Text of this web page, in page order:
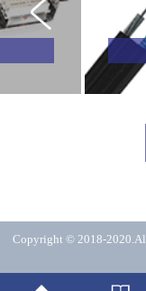
Copyright © 2018-